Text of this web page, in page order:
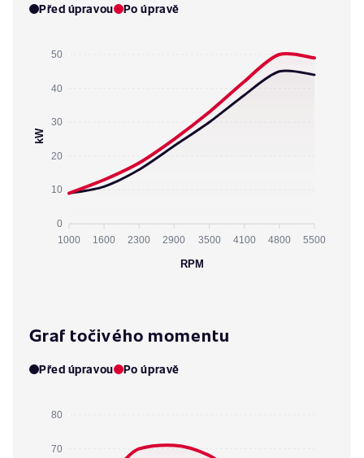
Před úpravou Po úpravě
50
40
30
20
10
0
kW
1000 1600 2300 2900 3500 4100 4800 5500
RPM
Graf točivého momentu
Před úpravou Po úpravě
80
70